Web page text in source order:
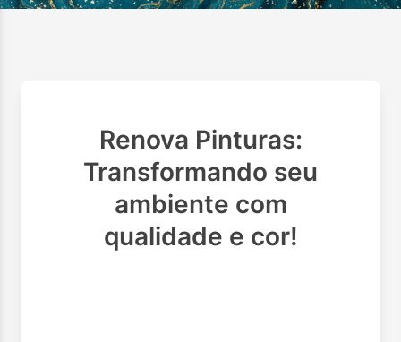
Renova Pinturas:
Transformando seu
ambiente com
qualidade e cor!